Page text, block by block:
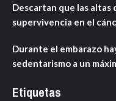
Descartan que las altas
supervivencia en el
Durante el embarazo
sedentarismo a un
Etiquetas